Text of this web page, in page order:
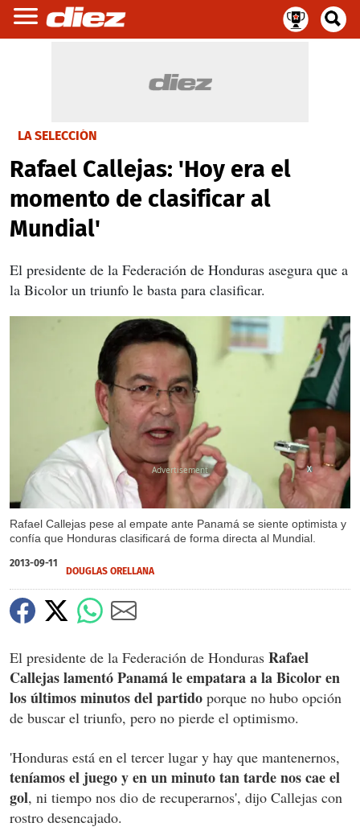
LA SELECCIÓN
Rafael Callejas: 'Hoy era el
momento de clasificar al
Mundial'
El presidente de la Federación de Honduras asegura que a
la Bicolor un triunfo le basta para clasificar.
Rafael Callejas pese al empate ante Panamá se siente optimista y
confía que Honduras clasificará de forma directa al Mundial.
X
2013-09-11
DOUGLAS ORELLANA
El presidente de la Federación de Honduras Rafael
Callejas lamentó Panamá le empatara a la Bicolor en
los últimos minutos del partido porque no hubo opción
de buscar el triunfo, pero no pierde el optimismo.
'Honduras está en el tercer lugar y hay que mantenernos,
teníamos el juego y en un minuto tan tarde nos cae el
gol, ni tiempo nos dio de recuperarnos', dijo Callejas con
rostro desencajado.